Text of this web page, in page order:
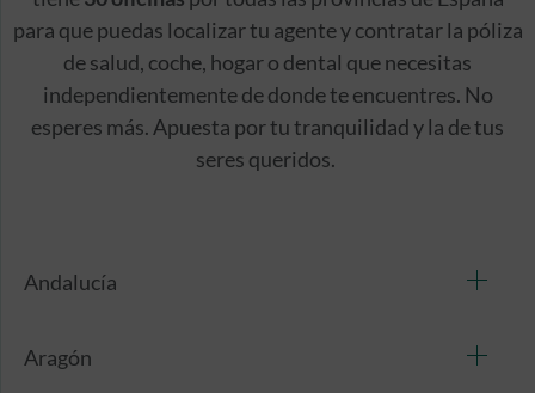
para que puedas localizar tu agente y contratar la póliza
de salud, coche, hogar o dental que necesitas
independientemente de donde te encuentres. No
esperes más. Apuesta por tu tranquilidad y la de tus
seres queridos.
Andalucía
Aragón